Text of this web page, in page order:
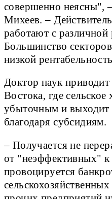
совершенно неясны",
Михеев. –
работают с различной
Большинство
низкой
Доктор наук
Востока, где сельское
убыточным и выходит
благодаря субсидиям.
– Получается не
от "неэффективных"
провоцируется